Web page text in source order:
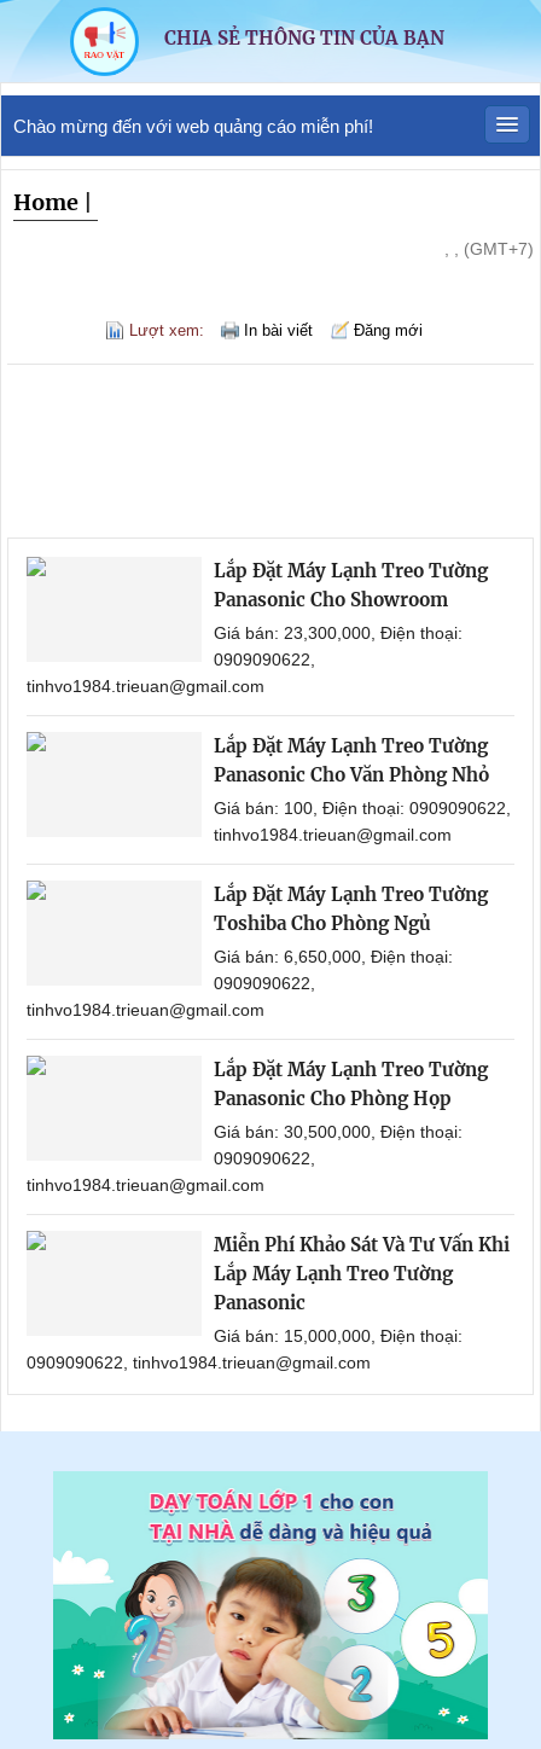
CHIA SẺ THÔNG TIN CỦA BẠN
Chào mừng đến với web quảng cáo miễn phí!
Home
, , (GMT+7)
Lượt xem: In bài viết Đăng mới
Lắp Đặt Máy Lạnh Treo Tường
Panasonic Cho Showroom
Giá bán: 23,300,000, Điện thoại:
0909090622,
tinhvo1984.trieuan@gmail.com
Lắp Đặt Máy Lạnh Treo Tường
Panasonic Cho Văn Phòng Nhỏ
Giá bán: 100, Điện thoại: 0909090622,
tinhvo1984.trieuan@gmail.com
Lắp Đặt Máy Lạnh Treo Tường
Toshiba Cho Phòng Ngủ
Giá bán: 6,650,000, Điện thoại:
0909090622,
tinhvo1984.trieuan@gmail.com
Lắp Đặt Máy Lạnh Treo Tường
Panasonic Cho Phòng Họp
Giá bán: 30,500,000, Điện thoại:
0909090622,
tinhvo1984.trieuan@gmail.com
Miễn Phí Khảo Sát Và Tư Vấn Khi
Lắp Máy Lạnh Treo Tường
Panasonic
Giá bán: 15,000,000, Điện thoại:
0909090622, tinhvo1984.trieuan@gmail.com